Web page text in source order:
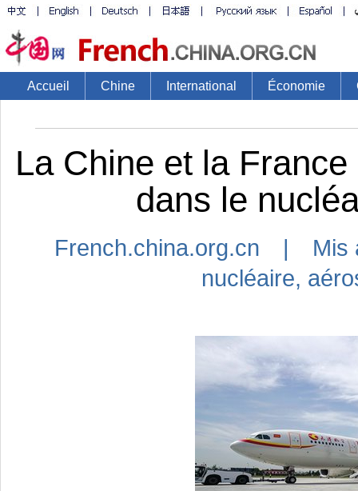
Accueil Chine International Économie
La Chine et la
dans le
French.china.org.cn |
nucléaire,